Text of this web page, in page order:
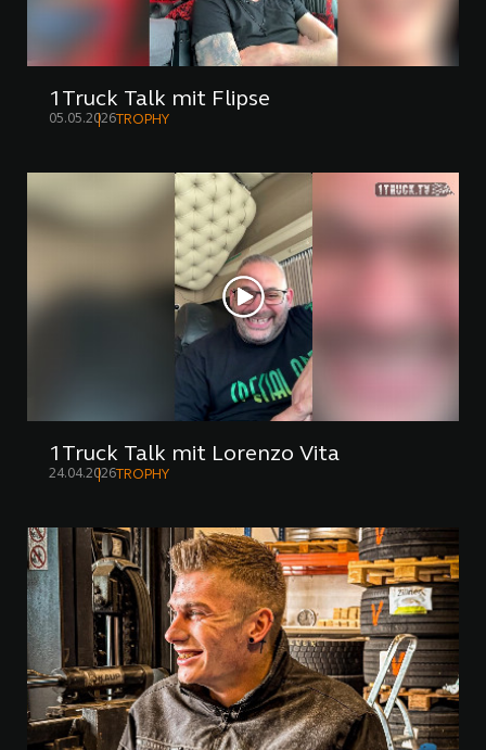
1Truck Talk mit Flipse
05.05.2026 TROPHY
1Truck Talk mit Lorenzo Vita
24.04.2026 TROPHY